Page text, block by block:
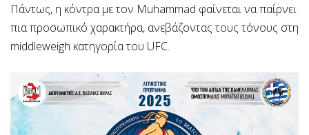
Πάντως, η κόντρα με τον Muhammad φαίνεται να παίρνει
πια προσωπικό χαρακτήρα, ανεβάζοντας τους τόνους στη
middleweigh κατηγορία του UFC.